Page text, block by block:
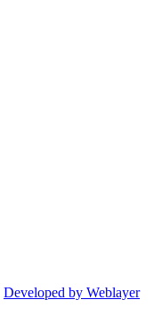
Developed by Weblayer